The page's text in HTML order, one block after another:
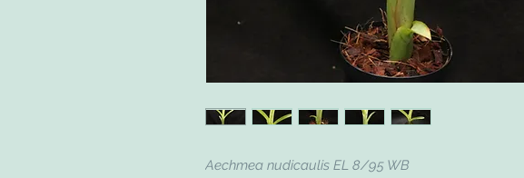
Aechmea nudicaulis EL 8/95 WB